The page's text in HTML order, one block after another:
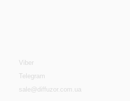
Viber
Telegram
sale@diffuzor.com.ua